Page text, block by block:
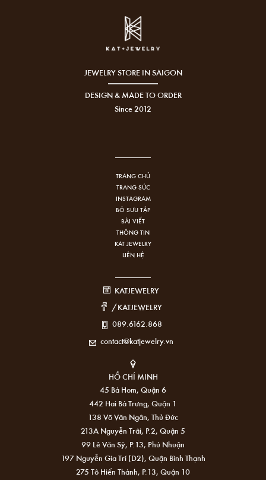
JEWELRY STORE IN SAIGON
DESIGN & MADE TO ORDER
Since 2012
TRANG CHỦ
TRANG SỨC
INSTAGRAM
BỘ SƯU TẬP
BÀI VIẾT
THÔNG TIN
KAT JEWELRY
LIÊN HỆ
KATJEWELRY
/KATJEWELRY
089.6162.868
contact@katjewelry.vn
HỒ CHÍ MINH
45 Bà Hom, Quận 6
442 Hai Bà Trưng, Quận 1
138 Võ Văn Ngân, Thủ Đức
213A Nguyễn Trãi, P.2, Quận 5
99 Lê Văn Sỹ, P.13, Phú Nhuận
197 Nguyễn Gia Trí (D2), Quận Bình Thạnh
275 Tô Hiến Thành, P.13, Quận 10